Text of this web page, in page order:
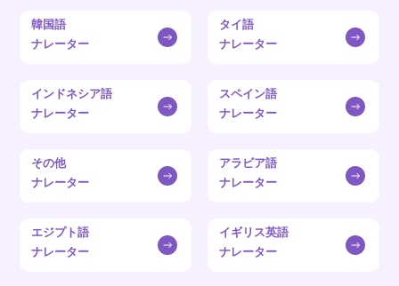
韓国語
ナレーター
タイ語
ナレーター
インドネシア語
ナレーター
スペイン語
ナレーター
その他
ナレーター
アラビア語
ナレーター
エジプト語
ナレーター
イギリス英語
ナレーター